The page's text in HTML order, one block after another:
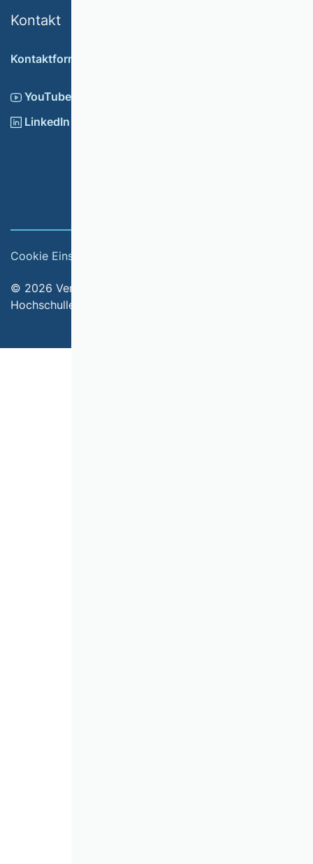
Kontakt
Kontaktformular
YouTube
LinkedIn
Cookie Einstellungen
© 2026 Verband der Hochschullehrerinnen und
Hochschullehrer für Betriebswirtschaft e.V.